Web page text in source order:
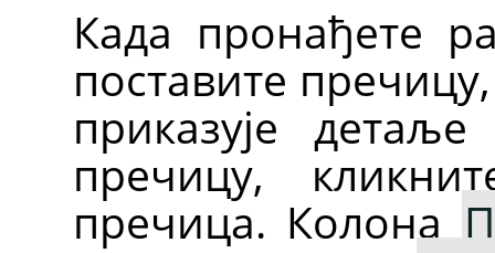
Када пронађете
поставите
приказује
пречицу,
пречица. Колона